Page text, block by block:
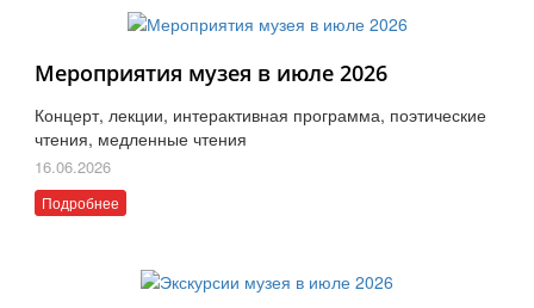
Мероприятия музея в июле 2026
Концерт, лекции, интерактивная программа, поэтические
чтения, медленные чтения
16.06.2026
Подробнее